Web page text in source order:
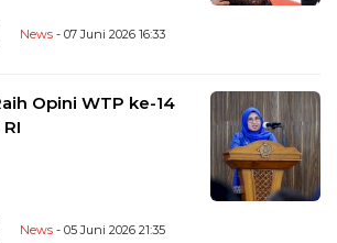
News - 07 Juni 2026 16:33
Opini WTP ke-14
News - 05 Juni 2026 21:35